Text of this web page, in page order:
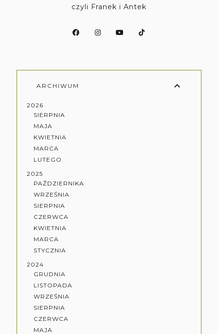
czyli Franek i Antek
ARCHIWUM
2026
SIERPNIA
MAJA
KWIETNIA
MARCA
LUTEGO
2025
PAŹDZIERNIKA
WRZEŚNIA
SIERPNIA
CZERWCA
KWIETNIA
MARCA
STYCZNIA
2024
GRUDNIA
LISTOPADA
WRZEŚNIA
SIERPNIA
CZERWCA
MAJA